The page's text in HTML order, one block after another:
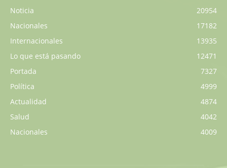
Noticia
20954
Nacionales
17182
Internacionales
13935
Lo que está pasando
12471
Portada
7327
Política
4999
Actualidad
4874
Salud
4042
Nacionales
4009